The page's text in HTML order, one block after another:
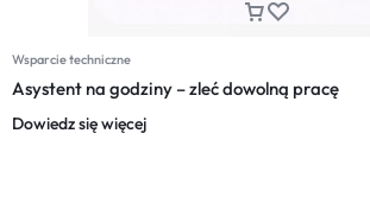
Wsparcie techniczne
Asystent na godziny – zleć dowolną pracę
Dowiedz się więcej